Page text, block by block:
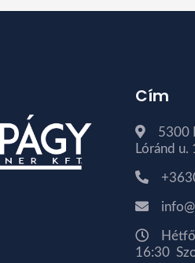
Cím
5300
Lóránd u.
16:30